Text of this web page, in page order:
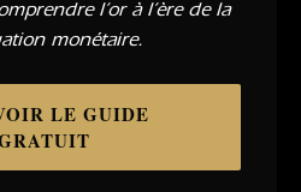
l’or à l’ère de la
monétaire.
LE GUIDE